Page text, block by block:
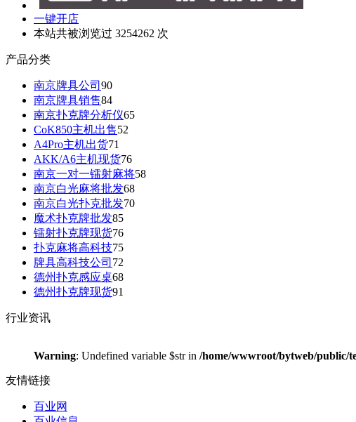
一键开店
本站共被浏览过 3254262 次
产品分类
南京牌具公司 90
南京牌具销售84
南京扑克牌分析仪65
CoK850主机出售52
A4Pro主机出货71
AKK/A6主机现货76
南京一对一镭射麻将58
南京白光麻将批发68
南京白光扑克批发70
魔术扑克牌批发85
镭射扑克牌现货76
扑克麻将高科技75
牌具高科技公司 72
德州扑克感应桌68
德州扑克牌现货91
行业资讯
Warning: Undefined variable $str in /home/wwwroot/bytweb/public/
友情链接
百业网